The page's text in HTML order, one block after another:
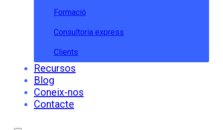
Formació
Consultoria express
Clients
Recursos
Blog
Coneix-nos
Contacte